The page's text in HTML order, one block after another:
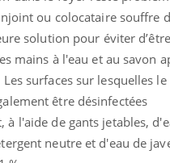
ou colocataire souffre
solution pour éviter
mains à l'eau et au savon
surfaces sur lesquelles
être désinfectées
à l'aide de gants jetables,
neutre et d'eau de